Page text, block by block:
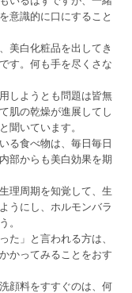
意識的に口にすること
美白化粧品を出してき
す。何も手を尽くさな
しようとも問題は皆無
肌の乾燥が進展してし
聞いています。
る食べ物は、毎日毎日
部からも美白効果を期
理周期を知覚して、生
うにし、ホルモンバラ
。
た」と言われる方は、
かってみることをおす
顔料をすすぐのは、何